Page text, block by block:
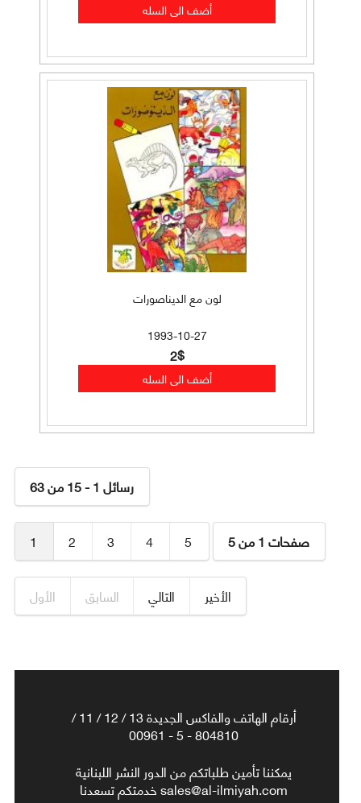
لون مع الديناصورات
1993-10-27
2$
رسائل 1 - 15 من 63
1 2 3 4 5 صفحات 1 من 5
الأول السابق التالي الأخير
أرقام الهاتف والفاكس الجديدة 13 / 12 / 11 /
804810 - 5 - 00961
يمكننا تأمين طلباتكم من الدور النشر اللبنانية
sales@al-ilmiyah.com خدمتكم تسعدنا